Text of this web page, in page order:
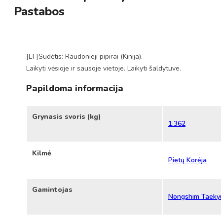
Pastabos
[LT]Sudėtis: Raudonieji pipirai (Kinija).
Laikyti vėsioje ir sausoje vietoje. Laikyti šaldytuve.
Papildoma informacija
Grynasis svoris (kg)
1.362
Kilmė
Pietų Korėja
Gamintojas
Nongshim